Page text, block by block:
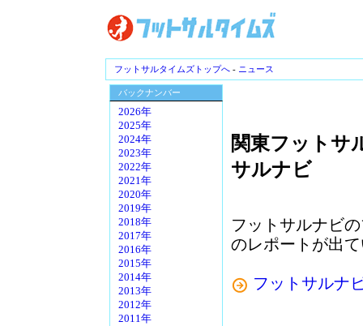
フットサルタイムズトップへ - ニュース
バックナンバー
2026年
2025年
2024年
2023年
2022年
2021年
2020年
2019年
2018年
2017年
2016年
2015年
2014年
2013年
2012年
2011年
関東フットサ
サルナビ
フットサルナビ
のレポートが出
フットサルナ